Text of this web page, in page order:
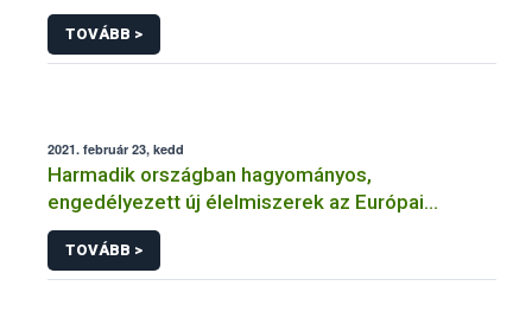
TOVÁBB >
2021. február 23, kedd
Harmadik országban hagyományos,
engedélyezett új élelmiszerek az Európai
Unióban
TOVÁBB >